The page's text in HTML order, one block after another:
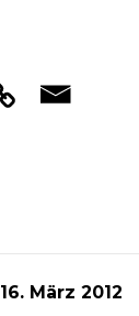
16. März 2012